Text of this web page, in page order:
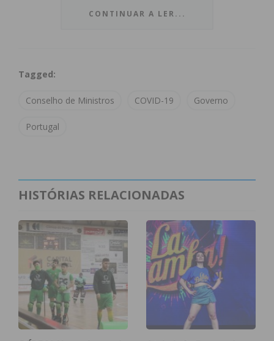
Limitação de lotação em eventos familiares,
como festas, receções aos novos estudantes e
praxes;
Agravamento da coima máxima por
Recomendação do uso de máscara na via
pública em via pública em situações de
móvel Stayaway Covid;
Apresentação de Propostas de Lei à
Assembleia da República para tornar
obrigatório o uso de máscara na via pública
em situações de proximidade com outros e
uso da aplicação móvel Stayaway Covid em
certos contextos (laboral, escolar, etc);
CONTINUAR A LER...
Tagged:
Conselho de Ministros COVID-19 Governo
Portugal
HISTÓRIAS RELACIONADAS